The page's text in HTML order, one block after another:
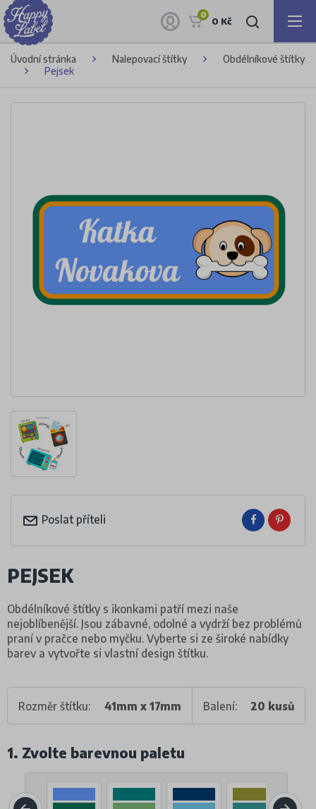
0
0 Kč
Úvodní stránka Nalepovací štítky
Obdélníkové štítky
Pejsek
Poslat příteli
PEJSEK
Obdélníkové štítky s ikonkami patří mezi naše
nejoblíbenější. Jsou zábavné, odolné a vydrží bez problémů
praní v pračce nebo myčku. Vyberte si ze široké nabídky
barev a vytvořte si vlastní design štítku.
Rozměr štítku: 41mm x 17mm Balení: 20 kusů
1. Zvolte barevnou paletu